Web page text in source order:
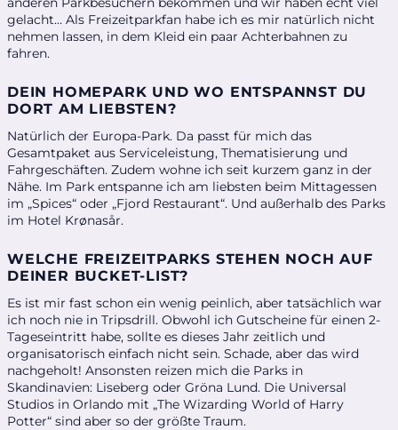
gelacht… Als Freizeitparkfan habe ich es mir natürlich nicht
nehmen lassen, in dem Kleid ein paar Achterbahnen zu
fahren.
DEIN HOMEPARK UND WO ENTSPANNST DU
DORT AM LIEBSTEN?
Natürlich der Europa-Park. Da passt für mich das
Gesamtpaket aus Serviceleistung, Thematisierung und
Fahrgeschäften. Zudem wohne ich seit kurzem ganz in der
Nähe. Im Park entspanne ich am liebsten beim Mittagessen
im „Spices“ oder „Fjord Restaurant“. Und außerhalb des Parks
im Hotel Krønasår.
WELCHE FREIZEITPARKS STEHEN NOCH AUF
DEINER BUCKET-LIST?
Es ist mir fast schon ein wenig peinlich, aber tatsächlich war
ich noch nie in Tripsdrill. Obwohl ich Gutscheine für einen 2-
Tageseintritt habe, sollte es dieses Jahr zeitlich und
organisatorisch einfach nicht sein. Schade, aber das wird
nachgeholt! Ansonsten reizen mich die Parks in
Skandinavien: Liseberg oder Gröna Lund. Die Universal
Studios in Orlando mit „The Wizarding World of Harry
Potter“ sind aber so der größte Traum.